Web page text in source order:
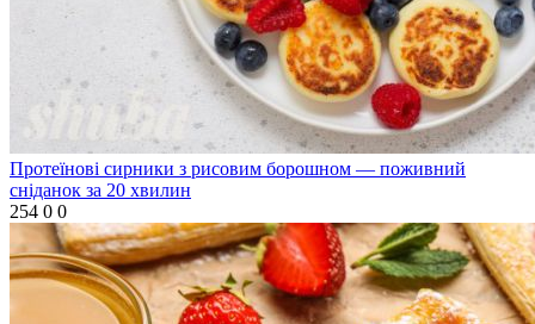
Протеїнові сирники з рисовим борошном — поживний
сніданок за 20 хвилин
254 0 0